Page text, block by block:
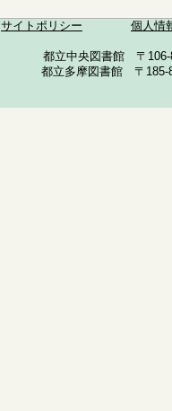
サイトポリシー 個人情
都立中央図書館 〒
都立多摩図書館 〒185-